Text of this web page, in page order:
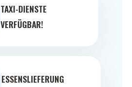
TAXI-DIENSTE
VERFÜGBAR!
ESSENSLIEFERUNG